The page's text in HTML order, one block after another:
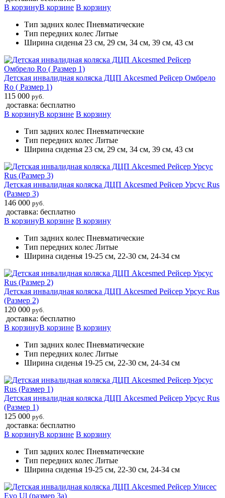
В корзинуВ корзине В корзину
Тип задних колес Пневматические
Тип передних колес Литые
Ширина сиденья 23 см, 29 см, 34 см, 39 см, 43 см
Детская инвалидная коляска ДЦП Akcesmed Рейсер Омбрело
Ro ( Размер 1)
115 000 руб.
доставка: бесплатно
В корзинуВ корзине В корзину
Тип задних колес Пневматические
Тип передних колес Литые
Ширина сиденья 23 см, 29 см, 34 см, 39 см, 43 см
Детская инвалидная коляска ДЦП Akcesmed Рейсер Урсус Rus
(Размер 3)
146 000 руб.
доставка: бесплатно
В корзинуВ корзине В корзину
Тип задних колес Пневматические
Тип передних колес Литые
Ширина сиденья 19-25 см, 22-30 см, 24-34 см
Детская инвалидная коляска ДЦП Akcesmed Рейсер Урсус Rus
(Размер 2)
120 000 руб.
доставка: бесплатно
В корзинуВ корзине В корзину
Тип задних колес Пневматические
Тип передних колес Литые
Ширина сиденья 19-25 см, 22-30 см, 24-34 см
Детская инвалидная коляска ДЦП Akcesmed Рейсер Урсус Rus
(Размер 1)
125 000 руб.
доставка: бесплатно
В корзинуВ корзине В корзину
Тип задних колес Пневматические
Тип передних колес Литые
Ширина сиденья 19-25 см, 22-30 см, 24-34 см